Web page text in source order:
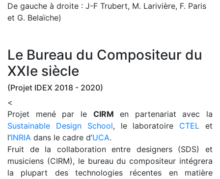
De gauche à droite : J-F Trubert, M. Larivière, F. Paris
et G. Belaïche)
Le Bureau du Compositeur du
XXIe siècle
(Projet IDEX 2018 - 2020)
<
Projet mené par le CIRM en partenariat avec la
Sustainable Design School, le laboratoire CTEL et
l’INRIA dans le cadre d’UCA.
Fruit de la collaboration entre designers (SDS) et
musiciens (CIRM), le bureau du compositeur intégrera
la plupart des technologies récentes en matière